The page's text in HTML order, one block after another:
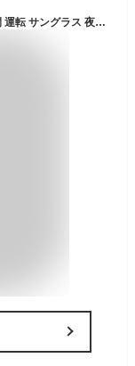
【レビュー特典あり】ナイトグラス fashion[夜間 運転 サングラス 夜用サングラス レディース メンズ 運転用 ナイト ドライブ 夜間用 夜間運転 メガネ 夜間運転用 東海光学 軽量 軽い おしゃれ 日本製 夜 男女兼用 デザイン オシャレ 対向車 ライト 眩しい]